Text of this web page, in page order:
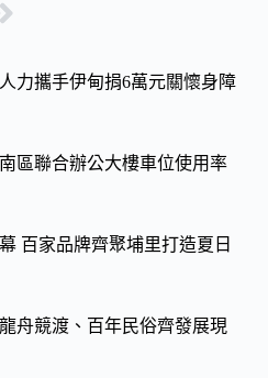
力攜手伊甸捐6萬元關懷身障
區聯合辦公大樓車位使用率
百家品牌齊聚埔里打造夏日
舟競渡、百年民俗齊發展現